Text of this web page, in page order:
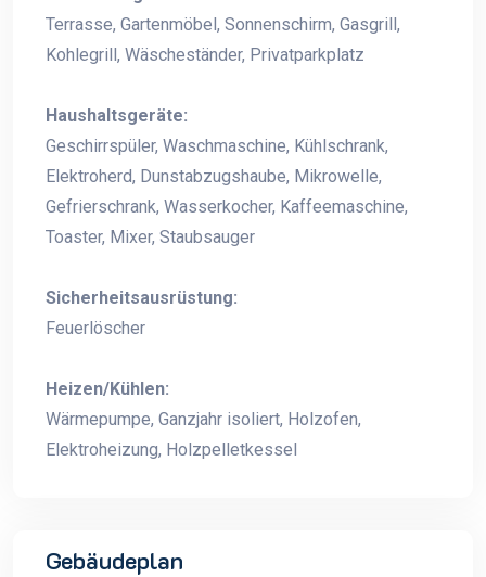
Terrasse, Gartenmöbel, Sonnenschirm, Gasgrill,
Kohlegrill, Wäscheständer, Privatparkplatz
Haushaltsgeräte:
Geschirrspüler, Waschmaschine, Kühlschrank,
Elektroherd, Dunstabzugshaube, Mikrowelle,
Gefrierschrank, Wasserkocher, Kaffeemaschine,
Toaster, Mixer, Staubsauger
Sicherheitsausrüstung:
Feuerlöscher
Heizen/Kühlen:
Wärmepumpe, Ganzjahr isoliert, Holzofen,
Elektroheizung, Holzpelletkessel
Gebäudeplan